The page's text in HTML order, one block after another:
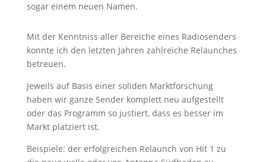
sogar einem neuen Namen.
Mit der Kenntniss aller Bereiche eines Radiosenders
konnte ich den letzten Jahren zahlreiche Relaunches
betreuen.
Jeweils auf Basis einer soliden Marktforschung
haben wir ganze Sender komplett neu aufgestellt
oder das Programm so justiert, dass es besser im
Markt platziert ist.
Beispiele: der erfolgreichen Relaunch von Hit 1 zu